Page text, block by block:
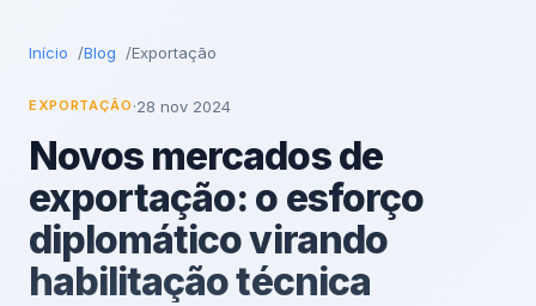
Início Blog Exportação
EXPORTAÇÃO ·28 nov 2024
Novos mercados de
exportação: o esforço
diplomático virando
habilitação técnica